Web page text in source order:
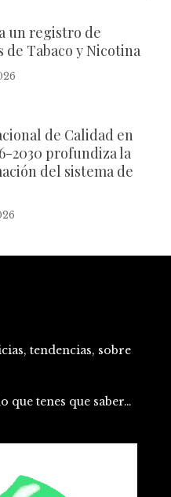
un registro de
de Tabaco y Nicotina
de Calidad en
2030 profundiza la
del sistema de
tendencias, sobre
que tenes que saber…